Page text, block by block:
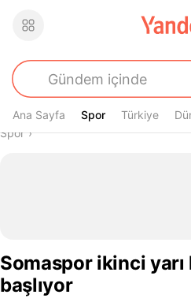
Ana Sayfa Spor
Spor Türkiye
Buradasın
Spor›
Somaspor ikinci yarı
başlıyor